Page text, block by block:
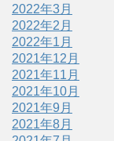
2022年3月
2022年2月
2022年1月
2021年12月
2021年11月
2021年10月
2021年9月
2021年8月